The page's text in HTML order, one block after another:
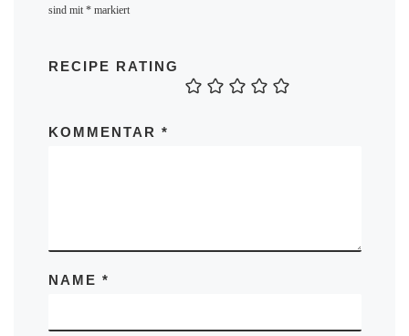
sind mit *markiert
RECIPE RATING
KOMMENTAR *
NAME *